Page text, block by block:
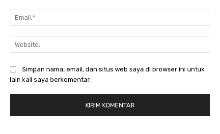
Simpan nama, email, dan situs web saya di browser ini untuk
lain kali saya berkomentar.